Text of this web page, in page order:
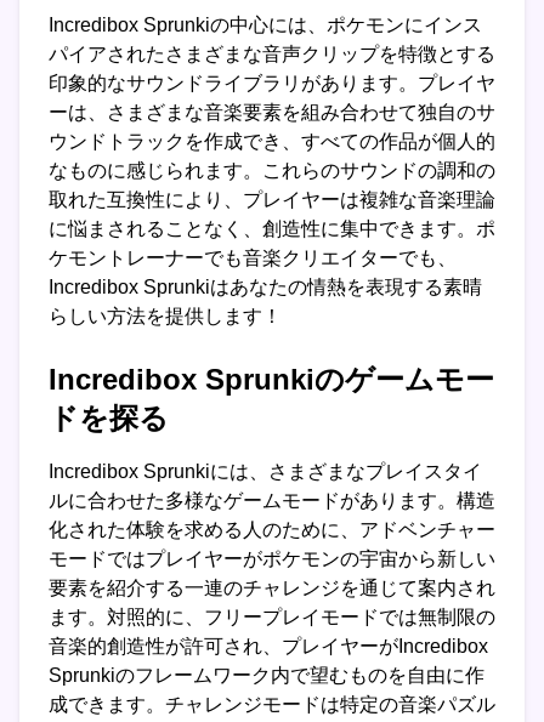
Incredibox Sprunkiの中心には、ポケモンにインス
パイアされたさまざまな音声クリップを特徴とする
印象的なサウンドライブラリがあります。プレイヤ
ーは、さまざまな音楽要素を組み合わせて独自のサ
ウンドトラックを作成でき、すべての作品が個人的
なものに感じられます。これらのサウンドの調和の
取れた互換性により、プレイヤーは複雑な音楽理論
に悩まされることなく、創造性に集中できます。ポ
ケモントレーナーでも音楽クリエイターでも、
Incredibox Sprunkiはあなたの情熱を表現する素晴
らしい方法を提供します！
Incredibox Sprunkiのゲームモー
ドを探る
Incredibox Sprunkiには、さまざまなプレイスタイ
ルに合わせた多様なゲームモードがあります。構造
化された体験を求める人のために、アドベンチャー
モードではプレイヤーがポケモンの宇宙から新しい
要素を紹介する一連のチャレンジを通じて案内され
ます。対照的に、フリープレイモードでは無制限の
音楽的創造性が許可され、プレイヤーがIncredibox
Sprunkiのフレームワーク内で望むものを自由に作
成できます。チャレンジモードは特定の音楽パズル